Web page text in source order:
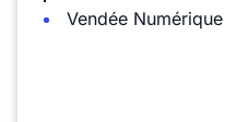
Vendée Numérique